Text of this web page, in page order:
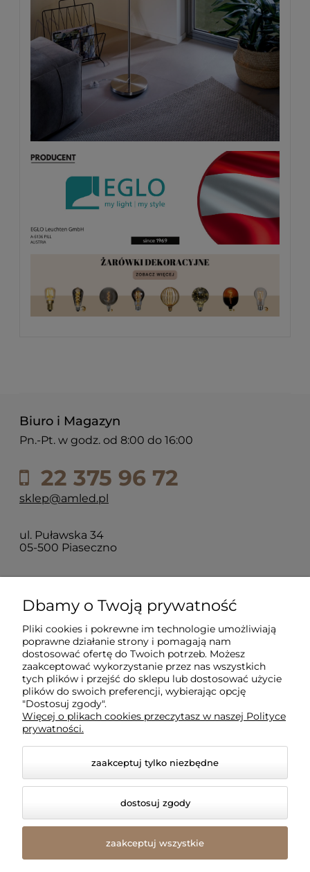
Biuro i Magazyn
Pn.-Pt. w godz. od 8:00 do 16:00
22 375 96 72
sklep@amled.pl
ul. Puławska 34
05-500 Piaseczno
Dla klientów
Informacje
O firmie
© 2026 amled.pl. Wszelkie prawa zastrzeżone.
internetowy Shoper Premium
Dbamy o Twoją prywatność
Pliki cookies i pokrewne im technologie umożliwiają
poprawne działanie strony i pomagają nam
dostosować ofertę do Twoich potrzeb. Możesz
zaakceptować wykorzystanie przez nas wszystkich
tych plików i przejść do sklepu lub dostosować użycie
plików do swoich preferencji, wybierając opcję
"Dostosuj zgody".
Więcej o plikach cookies przeczytasz w naszej Polityce
prywatności.
zaakceptuj tylko niezbędne
dostosuj zgody
zaakceptuj wszystkie